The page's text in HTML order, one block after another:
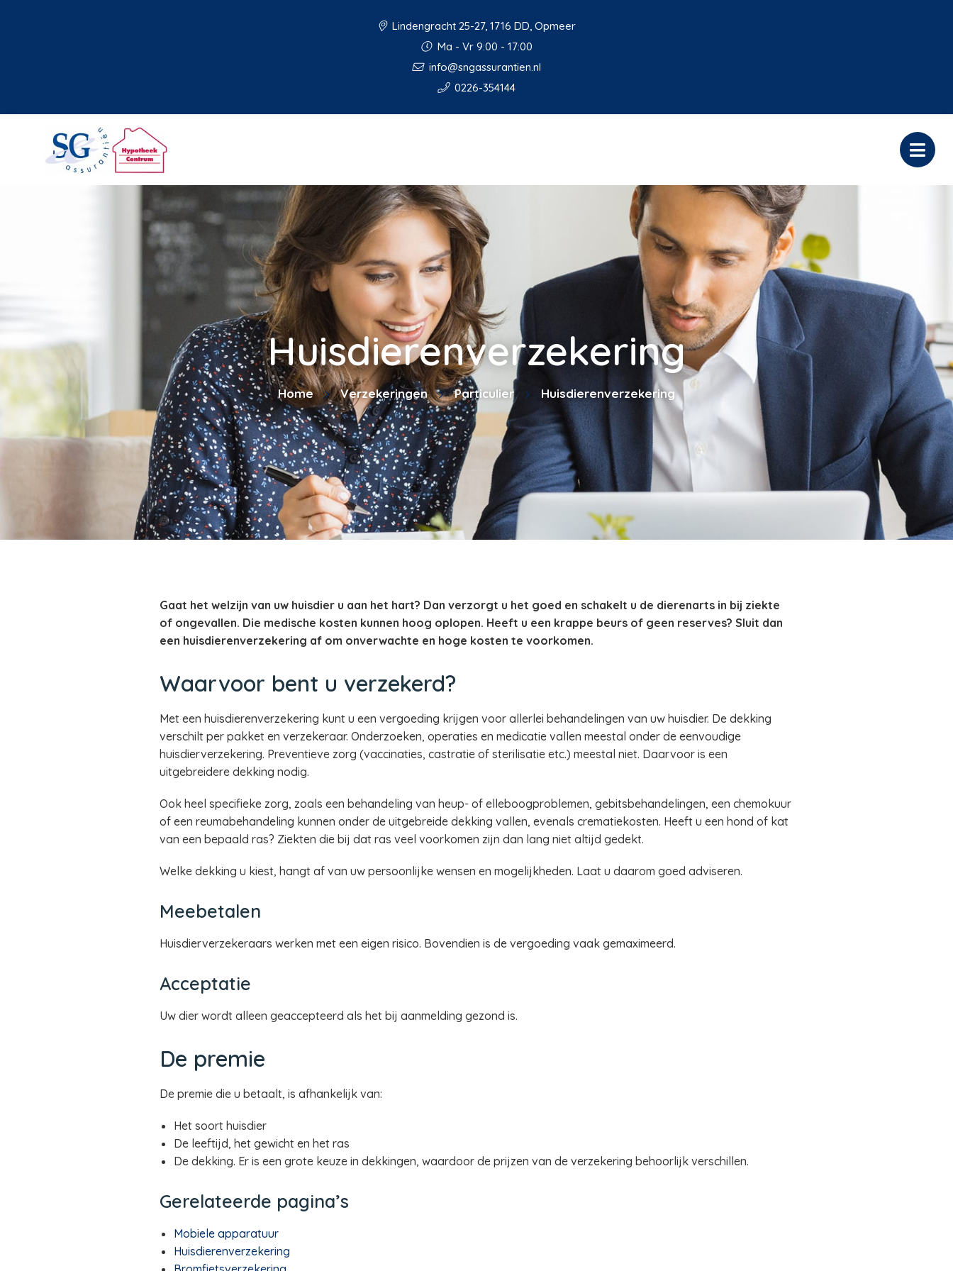
Lindengracht 25-27, 1716 DD, Opmeer
Ma - Vr 9:00 - 17:00
info@sngassurantien.nl
0226-354144
Huisdierenverzekering
Home Verzekeringen Particulier Huisdierenverzekering
Gaat het welzijn van uw huisdier u aan het hart? Dan verzorgt u het goed en schakelt u de dierenarts in bij ziekte
of ongevallen. Die medische kosten kunnen hoog oplopen. Heeft u een krappe beurs of geen reserves? Sluit dan
een huisdierenverzekering af om onverwachte en hoge kosten te voorkomen.
Waarvoor bent u verzekerd?
Met een huisdierenverzekering kunt u een vergoeding krijgen voor allerlei behandelingen van uw huisdier. De dekking
verschilt per pakket en verzekeraar. Onderzoeken, operaties en medicatie vallen meestal onder de eenvoudige
huisdierverzekering. Preventieve zorg (vaccinaties, castratie of sterilisatie etc.) meestal niet. Daarvoor is een
uitgebreidere dekking nodig.
Ook heel specifieke zorg, zoals een behandeling van heup- of elleboogproblemen, gebitsbehandelingen, een chemokuur
of een reumabehandeling kunnen onder de uitgebreide dekking vallen, evenals crematiekosten. Heeft u een hond of kat
van een bepaald ras? Ziekten die bij dat ras veel voorkomen zijn dan lang niet altijd gedekt.
Welke dekking u kiest, hangt af van uw persoonlijke wensen en mogelijkheden. Laat u daarom goed adviseren.
Meebetalen
Huisdierverzekeraars werken met een eigen risico. Bovendien is de vergoeding vaak gemaximeerd.
Acceptatie
Uw dier wordt alleen geaccepteerd als het bij aanmelding gezond is.
De premie
De premie die u betaalt, is afhankelijk van:
Het soort huisdier
De leeftijd, het gewicht en het ras
De dekking. Er is een grote keuze in dekkingen, waardoor de prijzen van de verzekering behoorlijk verschillen.
Gerelateerde pagina’s
Mobiele apparatuur
Huisdierenverzekering